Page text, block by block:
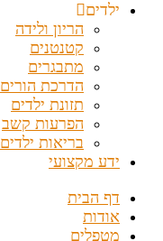
ילדים
הריון ולידה
קטנטנים
מתבגרים
הדרכת הורים
תזונת ילדים
הפרעות קשב
בריאות ילדים
ידע מקצועי
דף הבית
אודות
מטפלים